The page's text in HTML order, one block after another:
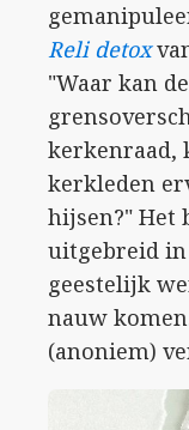
Reli detox
"Waar kan
kerkenraad,
kerkleden
hijsen?" Het
uitgebreid
geestelijk
nauw
(anoniem)